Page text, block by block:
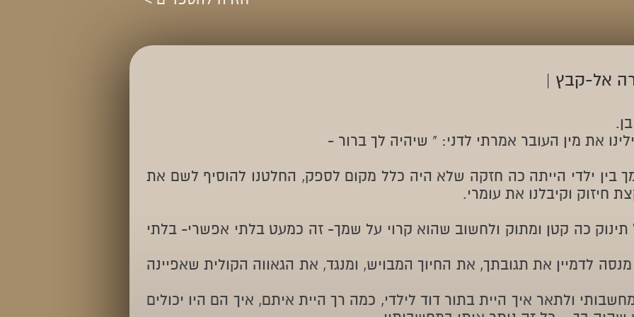
את מין העובר אמרתי לדני: " שיהיה לך ברור -
בין ילדי הייתה כה חזקה שלא היה כלל מקום לספק, החלטנו להוסיף לשם את
חיזוק וקיבלנו את עומרי.
כה קטן ומתוק ולחשוב שהוא קרוי על שמך- זה כמעט בלתי אפשרי- בלתי
מנסה לדמיין את תגובתך, את החיוך המבויש, ומנגד, את הגאווה הקולית שאפיינה
ולתאר איך היית בתור דוד לילדי, כמה רך היית איתם, איך הם היו יכולים